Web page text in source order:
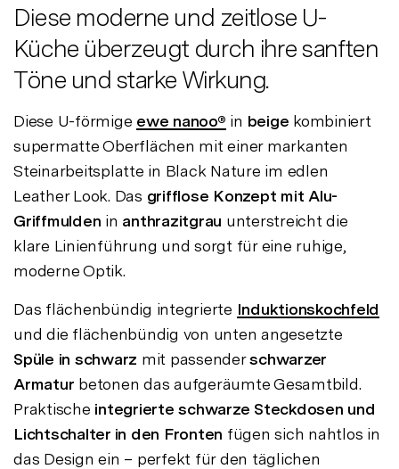
Diese moderne und zeitlose U-
Küche überzeugt durch ihre sanften
Töne und starke Wirkung.
Diese U-förmige ewe nanoo® in beige kombiniert
supermatte Oberflächen mit einer markanten
Steinarbeitsplatte in Black Nature im edlen
Leather Look. Das grifflose Konzept mit Alu-
Griffmulden in anthrazitgrau unterstreicht die
klare Linienführung und sorgt für eine ruhige,
moderne Optik.
Das flächenbündig integrierte Induktionskochfeld
und die flächenbündig von unten angesetzte
Spüle in schwarz mit passenderschwarzer
Armatur betonen das aufgeräumte Gesamtbild.
Praktische integrierte schwarze Steckdosen und
Lichtschalter in den Fronten fügen sich nahtlos in
das Design ein – perfekt für den täglichen